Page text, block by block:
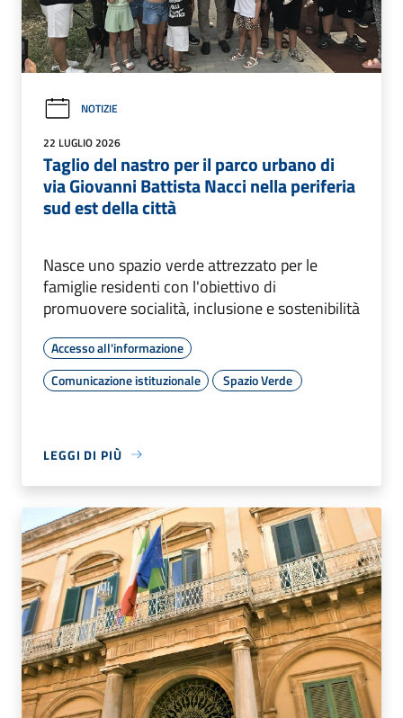
NOTIZIE
22 LUGLIO 2026
Taglio del nastro per il parco urbano di
via Giovanni Battista Nacci nella periferia
sud est della città
Nasce uno spazio verde attrezzato per le
famiglie residenti con l'obiettivo di
promuovere socialità, inclusione e sostenibilità
Accesso all'informazione
Comunicazione istituzionale
Spazio Verde
LEGGI DI PIÙ